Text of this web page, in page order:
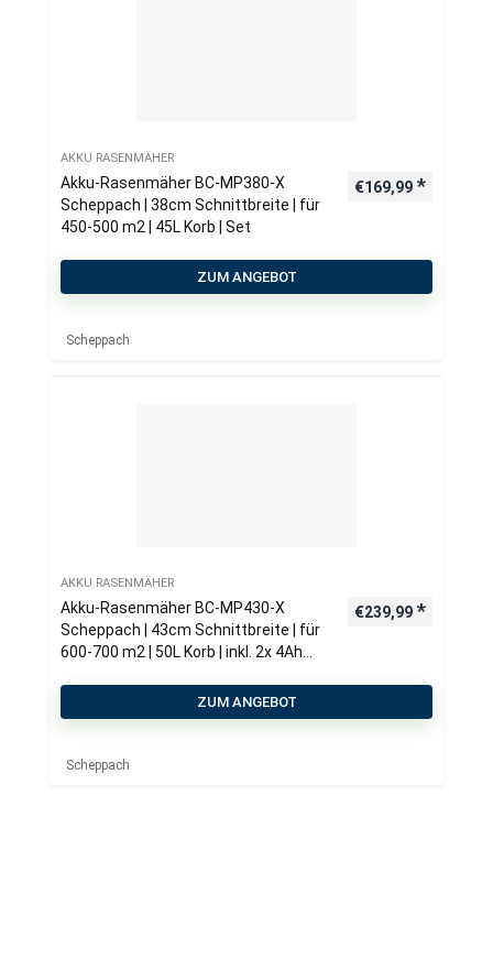
AKKU RASENMÄHER
Akku-Rasenmäher BC-MP380-X
Scheppach | 38cm Schnittbreite | für
450-500 m2 | 45L Korb | Set
€169,99
ZUM ANGEBOT
Scheppach
AKKU RASENMÄHER
Akku-Rasenmäher BC-MP430-X
Scheppach | 43cm Schnittbreite | für
600-700 m2 | 50L Korb | inkl. 2x 4Ah
€239,99
ZUM ANGEBOT
Scheppach